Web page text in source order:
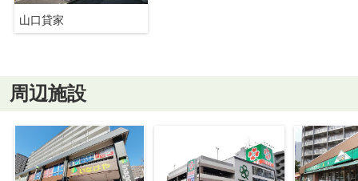
山口貸家
周辺施設